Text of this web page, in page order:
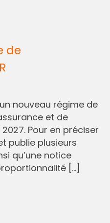
de
nouveau régime de
et de
Pour en préciser
publie plusieurs
qu’une notice
[…]